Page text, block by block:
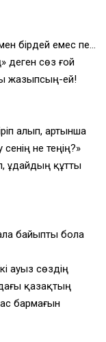
бірдей емес пе…
деген сөз ғой
жазыпсың-ей!
алып, артынша
не теңің?»
Құдайдың құтты
байыпты бола
ауыз сөздің
қазақтың
бармағын